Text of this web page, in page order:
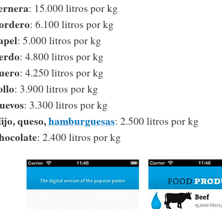
: 15.000 litros por kg
: 6.100 litros por kg
: 5.000 litros por kg
: 4.800 litros por kg
: 4.250 litros por kg
: 3.900 litros por kg
: 3.300 litros por kg
queso,hamburguesas: 2.500 litros por kg
: 2.400 litros por kg